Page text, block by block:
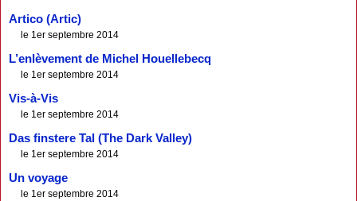
Artico (Artic)
le 1er septembre 2014
L’enlèvement de Michel Houellebecq
le 1er septembre 2014
Vis-à-Vis
le 1er septembre 2014
Das finstere Tal (The Dark Valley)
le 1er septembre 2014
Un voyage
le 1er septembre 2014